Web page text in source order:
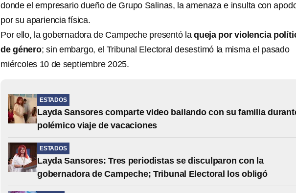
donde el empresario dueño de Grupo Salinas, la amenaza e insulta con
por su apariencia física.
Por ello, la gobernadora de Campeche presentó laqueja por violencia
de género; sin embargo, el Tribunal Electoral desestimó la misma el pasado
miércoles 10 de septiembre 2025.
ESTADOS
Layda Sansores comparte video bailando con su familia
polémico viaje de vacaciones
ESTADOS
Layda Sansores: Tres periodistas se disculparon con la
gobernadora de Campeche; Tribunal Electoral los obligó